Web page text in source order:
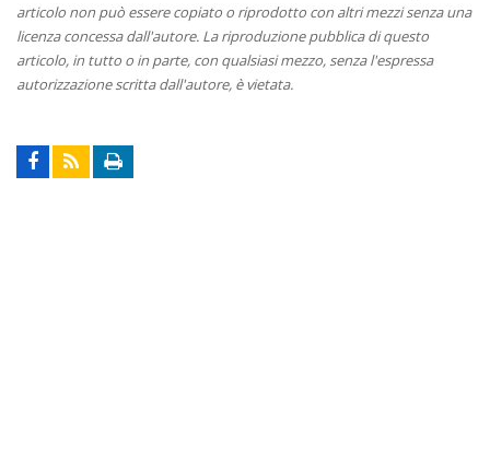
articolo non può essere copiato o riprodotto con altri mezzi senza una
licenza concessa dall'autore. La riproduzione pubblica di questo
articolo, in tutto o in parte, con qualsiasi mezzo, senza l'espressa
autorizzazione scritta dall'autore, è vietata.